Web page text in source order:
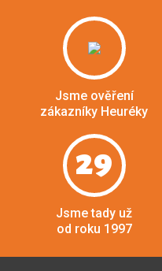
Jsme ověření
zákazníky Heuréky
29
Jsme tady už
od roku 1997